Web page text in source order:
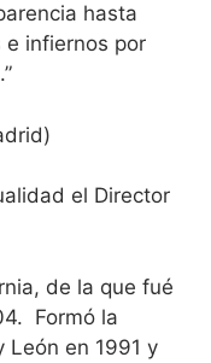
hasta
e infiernos por
el Director
de la que fué
Formó la
León en 1991 y